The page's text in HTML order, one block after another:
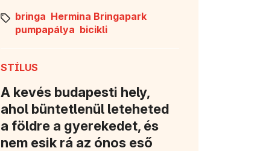
bringa Hermina Bringapark
pumpapálya bicikli
STÍLUS
A kevés budapesti hely,
ahol büntetlenül leteheted
a földre a gyerekedet, és
nem esik rá az ónos eső